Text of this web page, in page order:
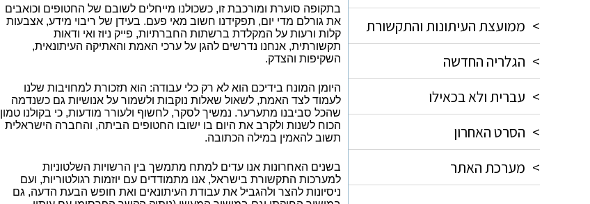
> ממועצת העיתונות והתקשורת
> הגלריה החדשה
> עברית ולא בכאילו
> הסרט האחרון
> מערכת האתר
בתקופה סוערת ומורכבת זו, כשכולנו מייחלים לשובם של החטופים וכואבים
את גורלם מדי יום, תפקידנו חשוב מאי פעם. בעידן של ריבוי מידע, אצבעות
קלות ורעות על המקלדת ברשתות החברתיות, פייק ניוז ואי ודאות
תקשורתית, אנחנו נדרשים להגן על ערכי האמת והאתיקה העיתונאית,
השקיפות והצדק.
היומן המונח בידיכם הוא לא רק כלי עבודה: הוא תזכורת למחויבות שלנו
לעמוד לצד האמת, לשאול שאלות נוקבות ולשמור על אנושיות גם כשנדמה
שהכל סביבנו מתערער. נמשיך לסקר, לחשוף ולעורר מודעות, כי בקולנו טמון
הכוח לשנות ולקרב את היום בו ישובו החטופים הביתה, והחברה הישראלית
תשוב להאמין במילה הכתובה.
בשנים האחרונות אנו עדים למתח מתמשך בין הרשויות השלטוניות
למערכות התקשורת בישראל, אנו מתמודדים עם יוזמות רגולטוריות, ועם
ניסיונות להצר ולהגביל את עבודת העיתונאים ואת חופש הבעת הדעה, גם